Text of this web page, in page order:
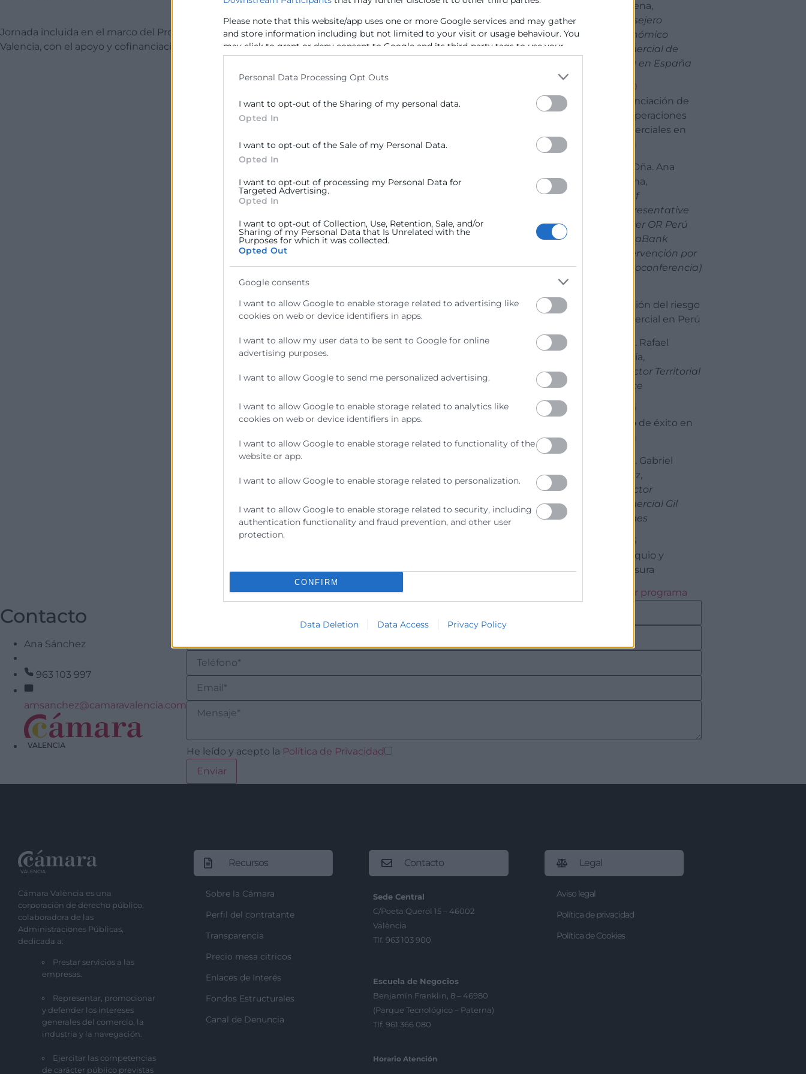
Please note that this website/app uses one or more Google services and may gather
and store information including but not limited to your visit or usage behaviour. You
may click to grant or deny consent to Google and its third-party tags to use your
data for below specified purposes in below Google consent section.
Personal Data Processing Opt Outs
I want to opt-out of the Sharing of my personal data.
Opted In
I want to opt-out of the Sale of my Personal Data.
Opted In
I want to opt-out of processing my Personal Data for
Targeted Advertising.
Opted In
I want to opt-out of Collection, Use, Retention, Sale, and/or
Sharing of my Personal Data that Is Unrelated with the
Purposes for which it was collected.
Opted Out
Google consents
I want to allow Google to enable storage related to advertising like
cookies on web or device identifiers in apps.
I want to allow my user data to be sent to Google for online
advertising purposes.
I want to allow Google to send me personalized advertising.
I want to allow Google to enable storage related to analytics like
cookies on web or device identifiers in apps.
I want to allow Google to enable storage related to functionality of the
website or app.
I want to allow Google to enable storage related to personalization.
I want to allow Google to enable storage related to security, including
authentication functionality and fraud prevention, and other user
protection.
CONFIRM
Data Deletion Data Access Privacy Policy
Jornada incluida en el marco del Programa PYME GLOBAL de las Cámaras de Comercio de España, organizada por Cámara
Valencia, con el apoyo y cofinanciación de FONDOS FEDER.
Barrena,
Consejero
Económico
Comercial de
Perú en España
13:00
Financiación de
las operaciones
comerciales en
Sra. Dña. Ana
Milena,
Chief
Representative
Officer OR Perú
CaixaBank
(Intervención por
Videoconferencia)
Gestión del riesgo
comercial en Perú
Sr. D. Rafael
García,
Director Territorial
Cesce
13:30
Caso de éxito en
Sr. D. Gabriel
Pérez,
Director
Comercial Gil
Comes
13:45
Coloquio y
Clausura
Descargar programa
Contacto
Ana Sánchez
963 103 997
amsanchez@camaravalencia.com
He leído y acepto la Política de Privacidad
Cámara València es una
corporación de derecho público,
colaboradora de las
Administraciones Públicas,
dedicada a:
Prestar servicios a las
empresas.
Representar, promocionar
y defender los intereses
generales del comercio, la
industria y la navegación.
Ejercitar las competencias
de carácter público previstas
Recursos
Sobre la Cámara
Perfil del contratante
Transparencia
Precio mesa citricos
Enlaces de Interés
Fondos Estructurales
Canal de Denuncia
Contacto
Sede Central
C/Poeta Querol 15 – 46002
València
Tlf. 963 103 900
Escuela de Negocios
Benjamín Franklin, 8 – 46980
(Parque Tecnológico – Paterna)
Tlf. 961 366 080
Horario Atención
Legal
Aviso legal
Política de privacidad
Política de Cookies